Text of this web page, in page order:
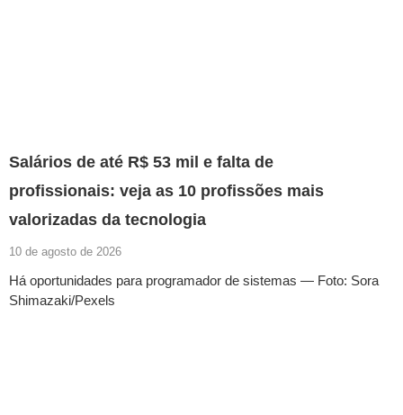
Salários de até R$ 53 mil e falta de
profissionais: veja as 10 profissões mais
valorizadas da tecnologia
10 de agosto de 2026
Há oportunidades para programador de sistemas — Foto: Sora
Shimazaki/Pexels